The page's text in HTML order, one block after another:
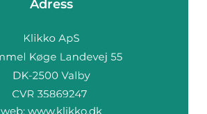
Adress
web: www.klikko.dk